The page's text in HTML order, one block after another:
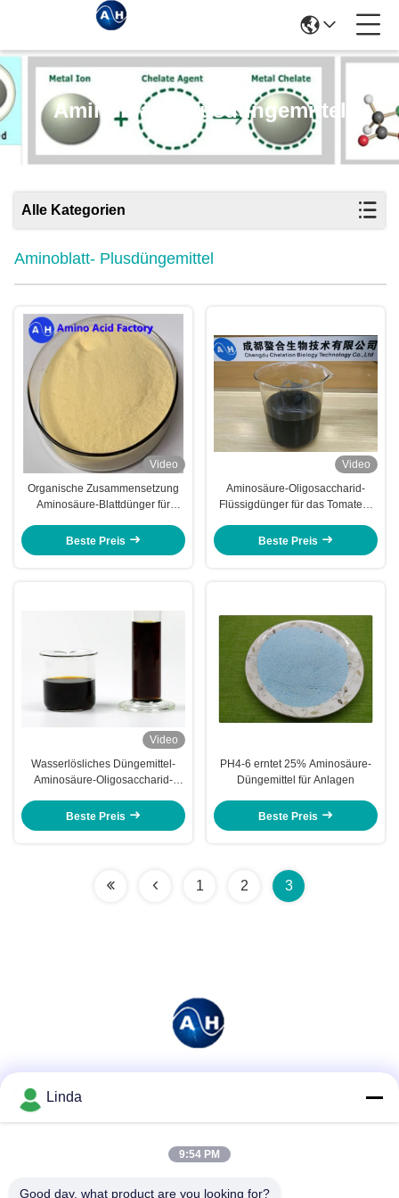
Aminoblatt- Plusdüngemittel
Alle Kategorien
Aminoblatt- Plusdüngemittel
Video
Organische Zusammensetzung
Aminosäure-Blattdünger für
Beste Preis
Video
Aminosäure-Oligosaccharid-
Flüssigdünger für das Tomaten-
Beste Preis
Video
Wasserlösliches Düngemittel-
Aminosäure-Oligosaccharid-
Beste Preis
PH4-6 erntet 25% Aminosäure-
Düngemittel für Anlagen
Beste Preis
1 2 3
Linda
9:54 PM
Good day, what product are you looking for?